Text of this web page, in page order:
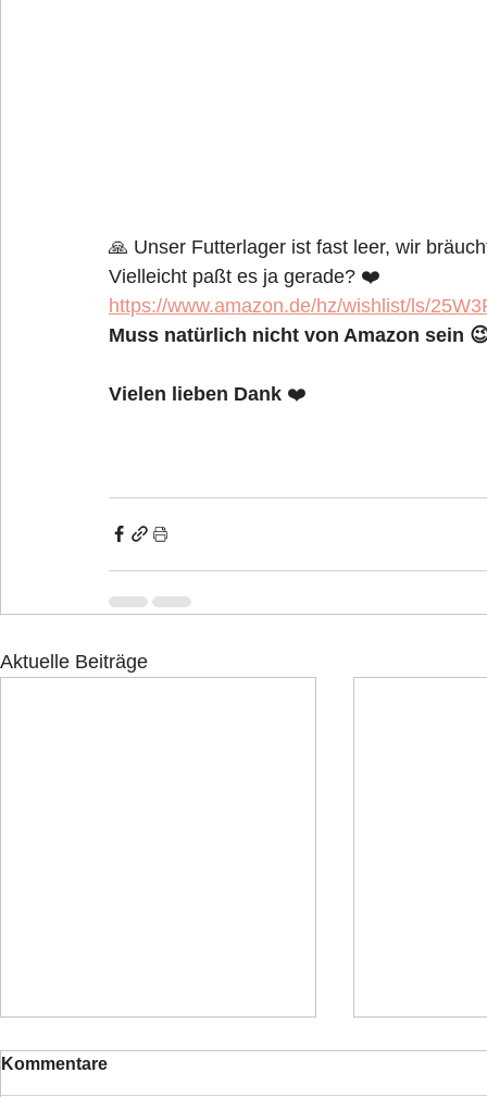
🙏 Unser Futterlager ist fast leer, wir
Vielleicht paßt es ja gerade? ❤️
https://www.amazon.de/hz/wishlist/ls/
Muss natürlich nicht von Amazon sein
Vielen lieben Dank ❤️
Aktuelle Beiträge
Kommentare